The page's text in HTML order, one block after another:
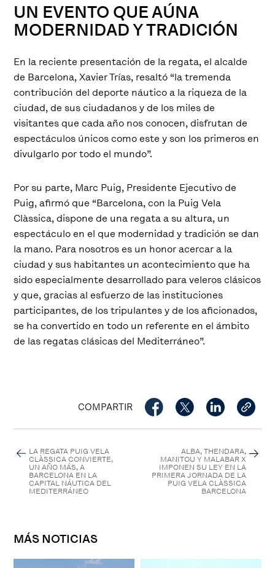
UN EVENTO QUE AÚNA
MODERNIDAD Y TRADICIÓN
En la reciente presentación de la regata, el alcalde
de Barcelona, Xavier Trías, resaltó “la tremenda
contribución del deporte náutico a la riqueza de la
ciudad, de sus ciudadanos y de los miles de
visitantes que cada año nos conocen, disfrutan de
espectáculos únicos como este y son los primeros en
divulgarlo por todo el mundo”.
Por su parte, Marc Puig, Presidente Ejecutivo de
Puig, afirmó que “Barcelona, con la Puig Vela
Clàssica, dispone de una regata a su altura, un
espectáculo en el que modernidad y tradición se dan
la mano. Para nosotros es un honor acercar a la
ciudad y sus habitantes un acontecimiento que ha
sido especialmente desarrollado para veleros clásicos
y que, gracias al esfuerzo de las instituciones
participantes, de los tripulantes y de los aficionados,
se ha convertido en todo un referente en el ámbito
de las regatas clásicas del Mediterráneo”.
COMPARTIR
LA REGATA PUIG VELA
CLÀSSICA CONVIERTE,
UN AÑO MÁS, A
BARCELONA EN LA
CAPITAL NÁUTICA DEL
MEDITERRÁNEO
ALBA, THENDARA,
MANITOU Y MALABAR X
IMPONEN SU LEY EN LA
PRIMERA JORNADA DE LA
PUIG VELA CLÀSSICA
BARCELONA
MÁS NOTICIAS